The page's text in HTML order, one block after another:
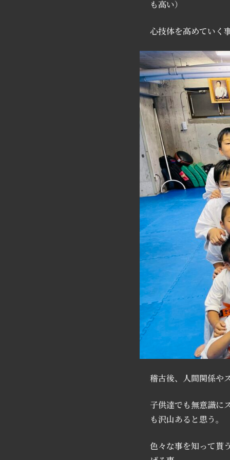
も高い）
心技体を高めていく
稽古後、人間関係や
子供達でも無意識に
も沢山あると思う。
色々な事を知って貰